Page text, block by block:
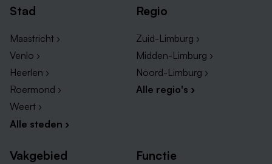
Simone van Hemert
Stad
Maastricht ›
Venlo ›
Heerlen ›
Roermond ›
Weert ›
Alle steden ›
Regio
Zuid-Limburg ›
Midden-Limburg ›
Noord-Limburg ›
Alle regio's ›
Vakgebied Functie